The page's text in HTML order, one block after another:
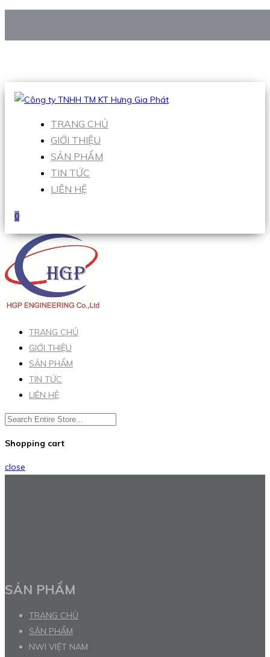
Hotline:0938 906 663
TRANG CHỦ
GIỚI THIỆU
SẢN PHẨM
TIN TỨC
LIÊN HỆ
0
TRANG CHỦ
GIỚI THIỆU
SẢN PHẨM
TIN TỨC
LIÊN HỆ
Shopping cart
close
SẢN PHẨM
TRANG CHỦ
SẢN PHẨM
NWI VIỆT NAM